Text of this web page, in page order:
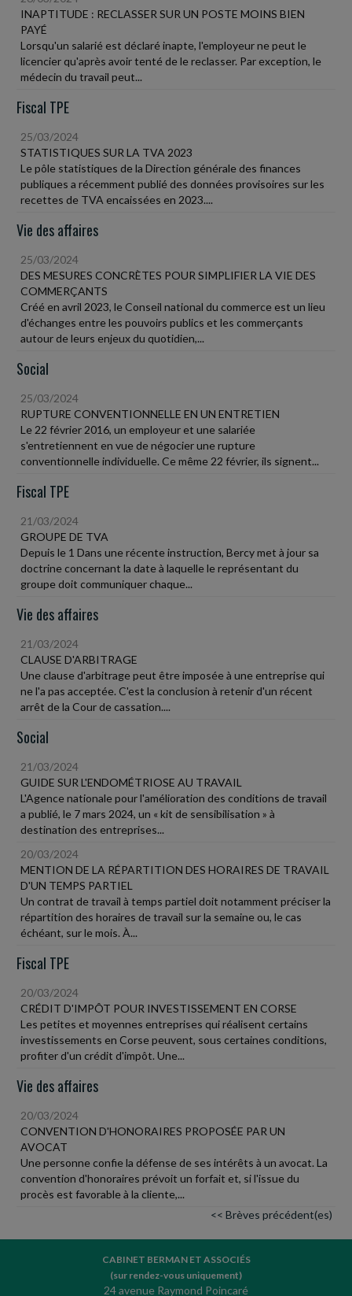
INAPTITUDE : RECLASSER SUR UN POSTE MOINS BIEN
PAYÉ
Lorsqu'un salarié est déclaré inapte, l'employeur ne peut le
licencier qu'après avoir tenté de le reclasser. Par exception, le
médecin du travail peut...
Fiscal TPE
25/03/2024
STATISTIQUES SUR LA TVA 2023
Le pôle statistiques de la Direction générale des finances
publiques a récemment publié des données provisoires sur les
recettes de TVA encaissées en 2023....
Vie des affaires
25/03/2024
DES MESURES CONCRÈTES POUR SIMPLIFIER LA VIE DES
COMMERÇANTS
Créé en avril 2023, le Conseil national du commerce est un lieu
d'échanges entre les pouvoirs publics et les commerçants
autour de leurs enjeux du quotidien,...
Social
25/03/2024
RUPTURE CONVENTIONNELLE EN UN ENTRETIEN
Le 22 février 2016, un employeur et une salariée
s'entretiennent en vue de négocier une rupture
conventionnelle individuelle. Ce même 22 février, ils signent...
Fiscal TPE
21/03/2024
GROUPE DE TVA
Depuis le 1 Dans une récente instruction, Bercy met à jour sa
doctrine concernant la date à laquelle le représentant du
groupe doit communiquer chaque...
Vie des affaires
21/03/2024
CLAUSE D'ARBITRAGE
Une clause d'arbitrage peut être imposée à une entreprise qui
ne l'a pas acceptée. C'est la conclusion à retenir d'un récent
arrêt de la Cour de cassation....
Social
21/03/2024
GUIDE SUR L'ENDOMÉTRIOSE AU TRAVAIL
L'Agence nationale pour l'amélioration des conditions de travail
a publié, le 7 mars 2024, un « kit de sensibilisation » à
destination des entreprises...
20/03/2024
MENTION DE LA RÉPARTITION DES HORAIRES DE TRAVAIL
D'UN TEMPS PARTIEL
Un contrat de travail à temps partiel doit notamment préciser la
répartition des horaires de travail sur la semaine ou, le cas
échéant, sur le mois. À...
Fiscal TPE
20/03/2024
CRÉDIT D'IMPÔT POUR INVESTISSEMENT EN CORSE
Les petites et moyennes entreprises qui réalisent certains
investissements en Corse peuvent, sous certaines conditions,
profiter d'un crédit d'impôt. Une...
Vie des affaires
20/03/2024
CONVENTION D'HONORAIRES PROPOSÉE PAR UN
AVOCAT
Une personne confie la défense de ses intérêts à un avocat. La
convention d'honoraires prévoit un forfait et, si l'issue du
procès est favorable à la cliente,...
<< Brèves précédent(es)
CABINET BERMAN ET ASSOCIÉS
(sur rendez-vous uniquement)
24 avenue Raymond Poincaré